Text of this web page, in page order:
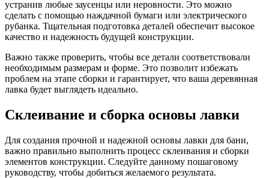
устранив любые заусенцы или неровности. Это можно
сделать с помощью наждачной бумаги или электрического
рубанка. Тщательная подготовка деталей обеспечит высокое
качество и надежность будущей конструкции.
Важно также проверить, чтобы все детали соответствовали
необходимым размерам и форме. Это позволит избежать
проблем на этапе сборки и гарантирует, что ваша деревянная
лавка будет выглядеть идеально.
Склеивание и сборка основы лавки
Для создания прочной и надежной основы лавки для бани,
важно правильно выполнить процесс склеивания и сборки
элементов конструкции. Следуйте данному пошаговому
руководству, чтобы добиться желаемого результата.